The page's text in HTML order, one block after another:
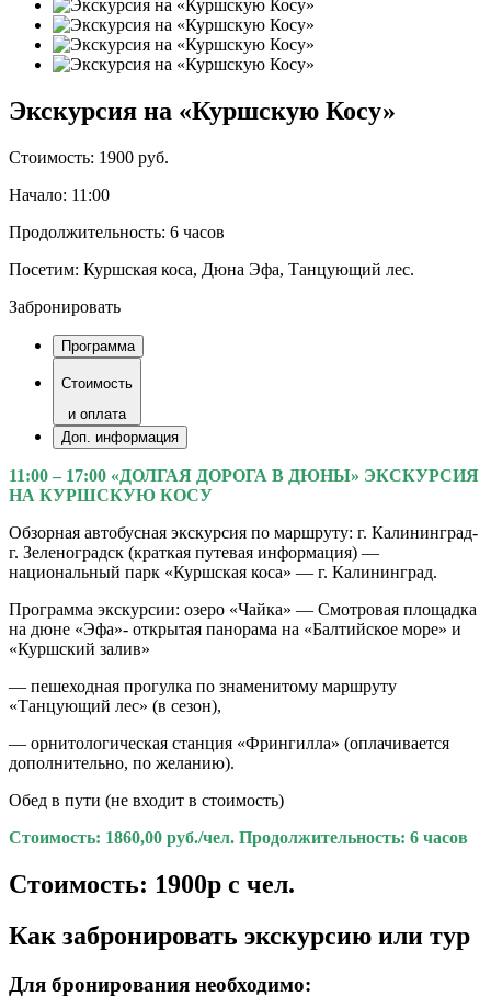
Экскурсия на «Куршскую Косу»
Стоимость: 1900 руб.
Начало: 11:00
Продолжительность: 6 часов
Посетим: Куршская коса, Дюна Эфа, Танцующий лес.
Забронировать
Программа
Стоимость
и оплата
Доп. информация
11:00 – 17:00 «ДОЛГАЯ ДОРОГА В ДЮНЫ» ЭКСКУРСИЯ
НА КУРШСКУЮ КОСУ
Обзорная автобусная экскурсия по маршруту: г. Калининград-
г. Зеленоградск (краткая путевая информация) —
национальный парк «Куршская коса» — г. Калининград.
Программа экскурсии: озеро «Чайка» — Смотровая площадка
на дюне «Эфа»- открытая панорама на «Балтийское море» и
«Куршский залив»
— пешеходная прогулка по знаменитому маршруту
«Танцующий лес» (в сезон),
— орнитологическая станция «Фрингилла» (оплачивается
дополнительно, по желанию).
Обед в пути (не входит в стоимость)
Стоимость: 1860,00 руб./чел. Продолжительность: 6 часов
Стоимость: 1900р с чел.
Как забронировать экскурсию или тур
Для бронирования необходимо: